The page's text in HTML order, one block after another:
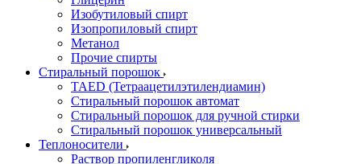
Изобутиловый спирт
Изопропиловый спирт
Метанол
Прочие спирты
Стиральный порошок
TAED (Тетраацетилэтилендиамин)
Стиральный порошок автомат
Стиральный порошок для ручной стирки
Стиральный порошок универсальный
Теплоносители
Раствор пропиленгликоля